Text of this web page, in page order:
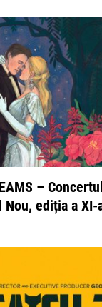
– Concertul
ediția a XI-